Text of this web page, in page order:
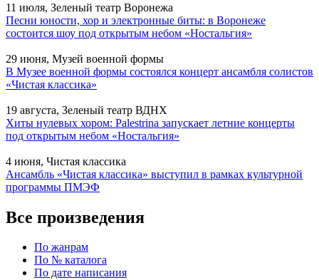
11 июля, Зеленый театр Воронежа
Песни юности, хор и электронные биты: в Воронеже
состоится шоу под открытым небом «Ностальгия»
29 июня, Музей военной формы
В Музее военной формы состоялся концерт ансамбля солистов
«Чистая классика»
19 августа, Зеленый театр ВДНХ
Хиты нулевых хором: Palestrina запускает летние концерты
под открытым небом «Ностальгия»
4 июня, Чистая классика
Ансамбль «Чистая классика» выступил в рамках культурной
программы ПМЭФ
Все произведения
По жанрам
По № каталога
По дате написания